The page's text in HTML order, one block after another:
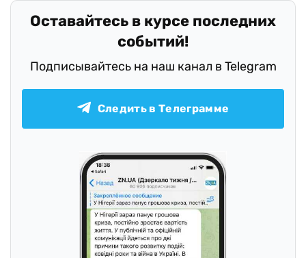
Оставайтесь в курсе последних
событий!
Подписывайтесь на наш канал в Telegram
Следить в Телеграмме